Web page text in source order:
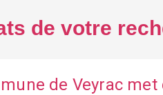
de votre
de Veyrac met